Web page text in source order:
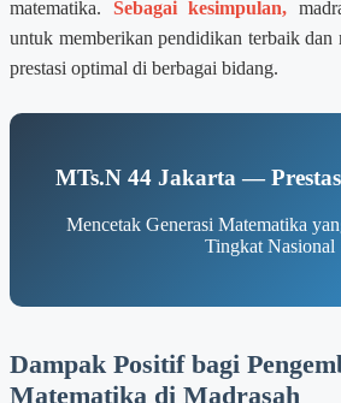
matematika. Sebagai kesimpulan,
untuk memberikan pendidikan terbaik dan
prestasi optimal di berbagai bidang.
MTs.N 44 Jakarta —
Mencetak Generasi Matematika
Tingkat Nasional
Dampak Positif bagi
Matematika di Madrasah